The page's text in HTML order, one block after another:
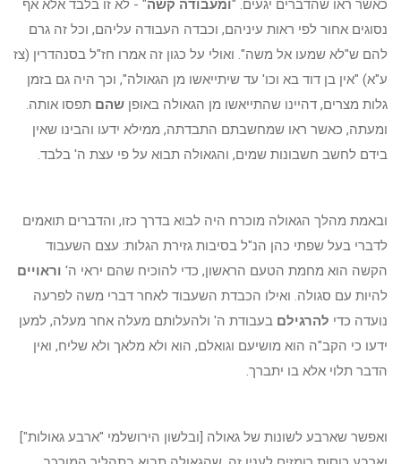
כאשר ראו שהדברים יגעים. "ומעבודה קשה" - לא זו בלבד אלא אף
נסוגים אחור לפי ראות עיניהם, וכבדה העבודה עליהם, וכל זה גרם
להם ש"לא שמעו אל משה". ואולי על כגון זה אמרו חז"ל בסנהדרין (צז
ע"א) "אין בן דוד בא וכו' עד שיתייאשו מן הגאולה", וכך היה גם בזמן
גלות מצרים, דהיינו שהתייאשו מן הגאולה באופן שהם תפסו אותה.
ומעתה, כאשר ראו שמחשבתם התבדתה, ממילא ידעו והבינו שאין
בידם לחשב חשבונות שמים, והגאולה תבוא על פי עצת ה' בלבד.
ובאמת מהלך הגאולה מוכרח היה לבוא בדרך כזו, והדברים תואמים
לדברי בעל שפתי כהן הנ"ל בסיבות גזירת הגלות: עצם השעבוד
הקשה הוא מחמת הטעם הראשון, כדי להוכיח שהם יראי ה' וראויים
להיות עם סגולה. ואילו הכבדת השעבוד לאחר דברי משה לפרעה
נועדה כדי להרגילם בעבודת ה' ולהעלותם מעלה אחר מעלה, למען
ידעו כי הקב"ה הוא מושיעם וגואלם, הוא ולא מלאך ולא שליח, ואין
הדבר תלוי אלא בו יתברך.
ואפשר שארבע לשונות של גאולה [ובלשון הירושלמי "ארבע גאולות"]